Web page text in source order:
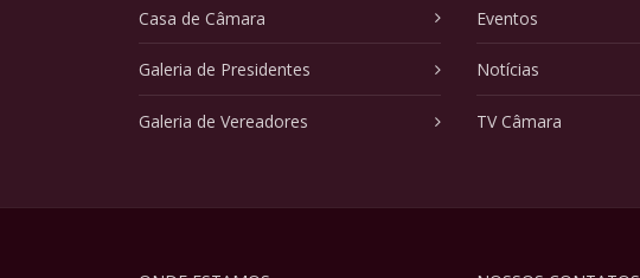
Casa de Câmara
Galeria de Presidentes
Galeria de Vereadores
Eventos
Notícias
TV Câmara